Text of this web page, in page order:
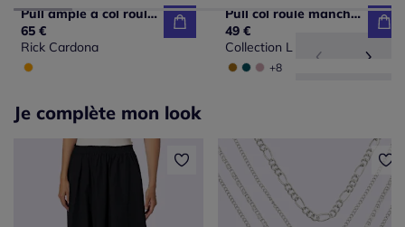
Pull ample à col roulé avec manches chauve-souris
65 €
Rick Cardona
Pull col roulé manches longues finitions côtelées authentiques
49 €
Collection L
+8
Je complète mon look